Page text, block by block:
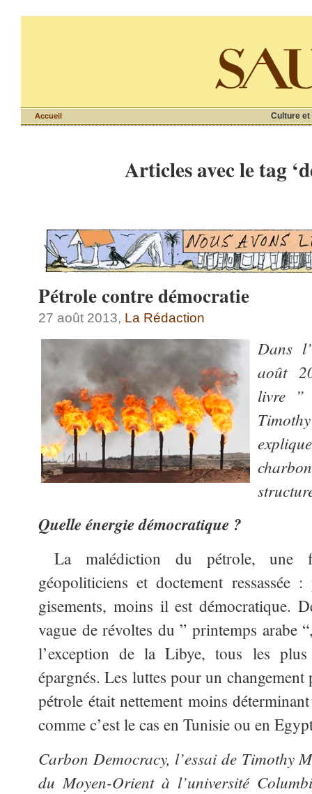
Culture et
Accueil
Articles avec le tag
Pétrole contre démocratie
27 août 2013, La Rédaction
Dans
août
livre ”
Quelle énergie démocratique ?
La malédiction du pétrole, une
géopoliticiens et doctement
gisements, moins il est démocratique.
vague de révoltes du ” printemps arabe
l’exception de la Libye, tous les
épargnés. Les luttes pour un
pétrole était nettement moins
comme c’est le cas en Tunisie ou en
Carbon Democracy, l’essai de Timothy
du Moyen-Orient à l’université